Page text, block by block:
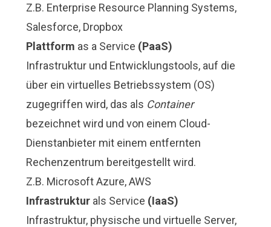
Z.B. Enterprise Resource Planning Systems,
Salesforce, Dropbox
Plattform as a Service (PaaS)
Infrastruktur und Entwicklungstools, auf die
über ein virtuelles Betriebssystem (OS)
zugegriffen wird, das als Container
bezeichnet wird und von einem Cloud-
Dienstanbieter mit einem entfernten
Rechenzentrum bereitgestellt wird.
Z.B. Microsoft Azure, AWS
Infrastrukturals Service (IaaS)
Infrastruktur, physische und virtuelle Server,